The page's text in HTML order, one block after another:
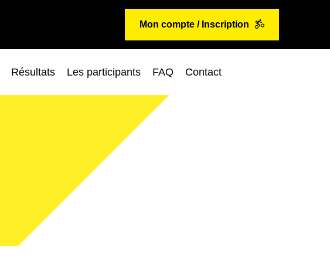
Mon compte / Inscription
Résultats Les participants FAQ Contact